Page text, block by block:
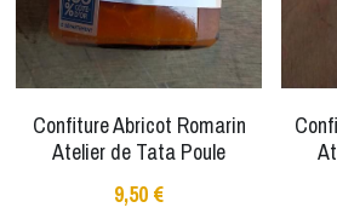
Confiture Abricot Romarin
Atelier de Tata Poule
9,50 €